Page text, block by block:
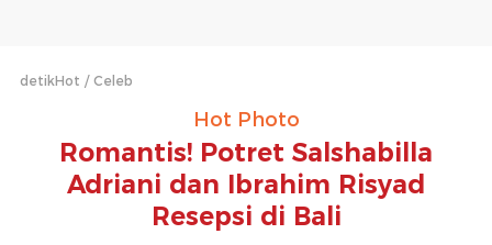
detikHot Celeb
Hot Photo
Romantis! Potret Salshabilla
Adriani dan Ibrahim Risyad
Resepsi di Bali